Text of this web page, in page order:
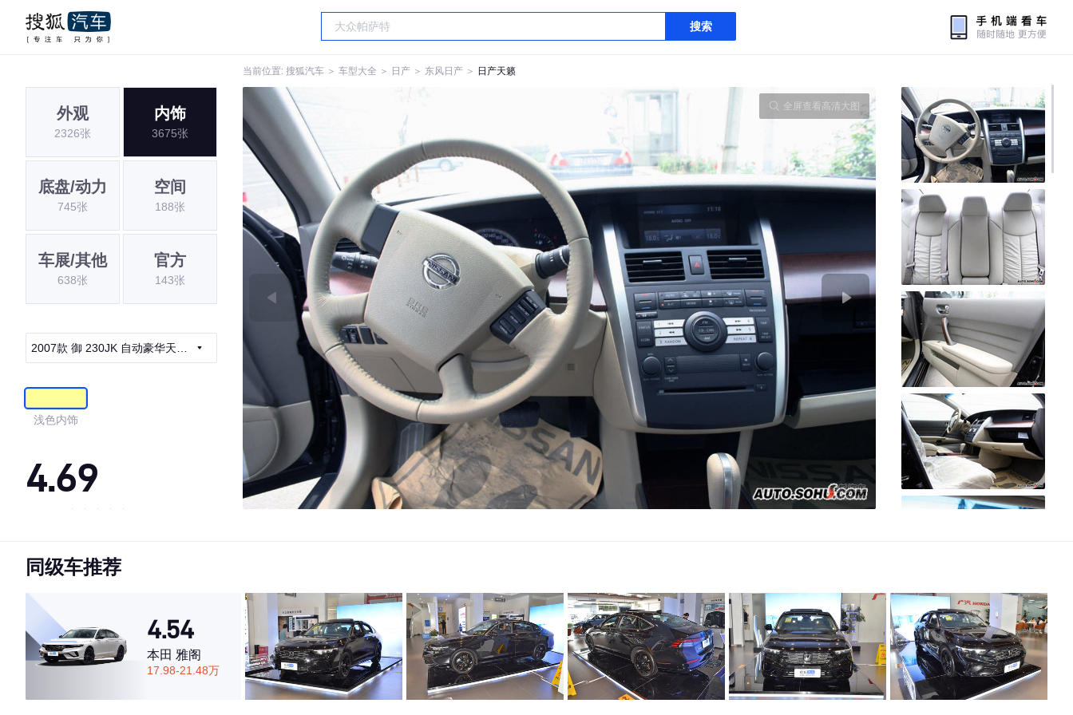
搜索
当前位置: 搜狐汽车 ＞ 车型大全 ＞ 日产 ＞ 东风日产 ＞ 日产天籁
外观
2326张
内饰
3675张
底盘/动力
745张
空间
188张
车展/其他
638张
官方
143张
2007款 御 230JK 自动豪华天窗
浅色内饰
4.69
·内饰表现一般，低于51%同级车
·空间表现较为优秀，优于71%同级车
全屏查看高清大图
同级车推荐
4.54
本田 雅阁
17.98-21.48万